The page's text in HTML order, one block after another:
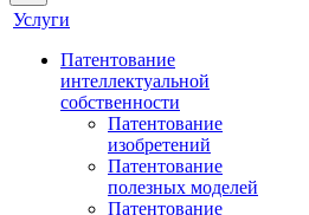
Услуги
Патентование
интеллектуальной
собственности
Патентование
изобретений
Патентование
полезных моделей
Патентование